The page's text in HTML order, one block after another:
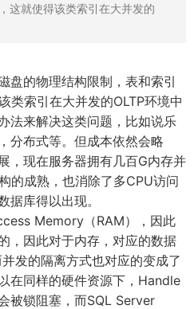
这就使得该类索引在大并发的
盘的物理结构限制，表和索引
类索引在大并发的OLTP环境中
法来解决这类问题，比如说乐
分布式等。但成本依然会略
，现在服务器拥有几百G内存并
的成熟，也消除了多CPU访问
据库得以出现。
Memory（RAM），因此
，因此对于内存，对应的数据
发的隔离方式也对应的变成了
在同样的硬件资源下，Handle
被锁阻塞，而SQL Server